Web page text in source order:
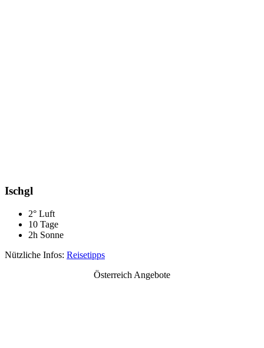
Ischgl
2° Luft
10 Tage
2h Sonne
Nützliche Infos: Reisetipps
Österreich Angebote